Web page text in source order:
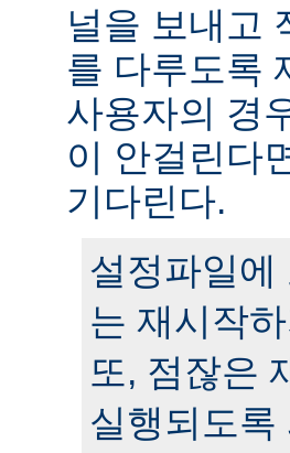
널을 보내고
를 다루도록
사용자의 경
이 안걸린다
기다린다.
설정파일에
는 재시작
또, 점잖은
실행되도록